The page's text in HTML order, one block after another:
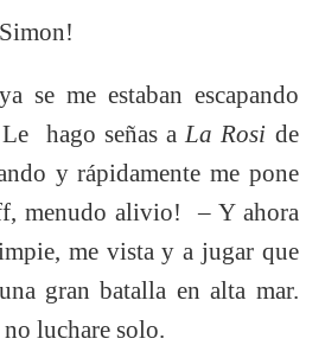
me estaban escapando
hago señas a La Rosi de
y rápidamente me pone
menudo alivio! – Y ahora
me vista y a jugar que
gran batalla en alta mar.
luchare solo.